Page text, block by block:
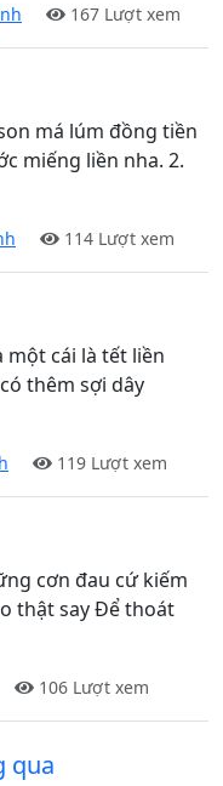
167 Lượt xem
má lúm đồng tiền
miếng liền nha. 2.
114 Lượt xem
một cái là tết liền
thêm sợi dây
119 Lượt xem
cơn đau cứ kiếm
thật say Để thoát
106 Lượt xem
qua